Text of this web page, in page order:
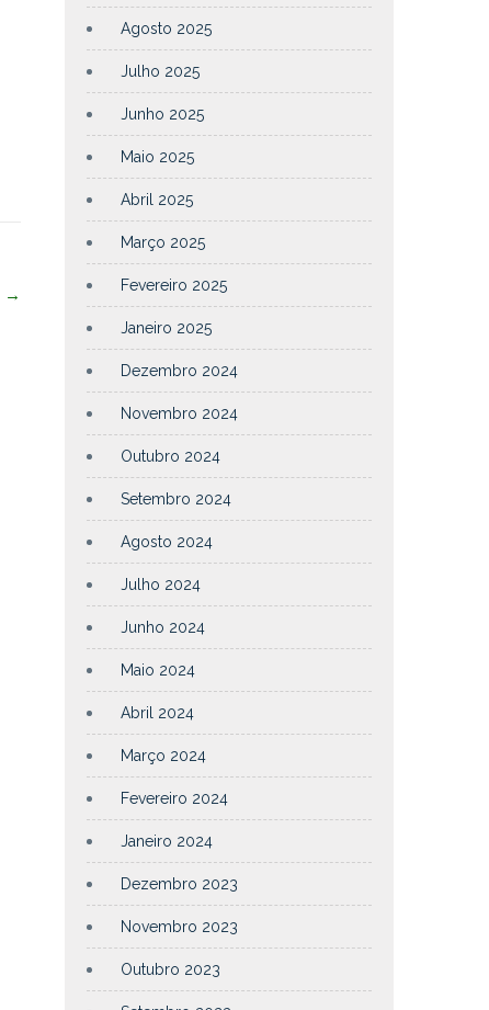
→
Agosto 2025
Julho 2025
Junho 2025
Maio 2025
Abril 2025
Março 2025
Fevereiro 2025
Janeiro 2025
Dezembro 2024
Novembro 2024
Outubro 2024
Setembro 2024
Agosto 2024
Julho 2024
Junho 2024
Maio 2024
Abril 2024
Março 2024
Fevereiro 2024
Janeiro 2024
Dezembro 2023
Novembro 2023
Outubro 2023